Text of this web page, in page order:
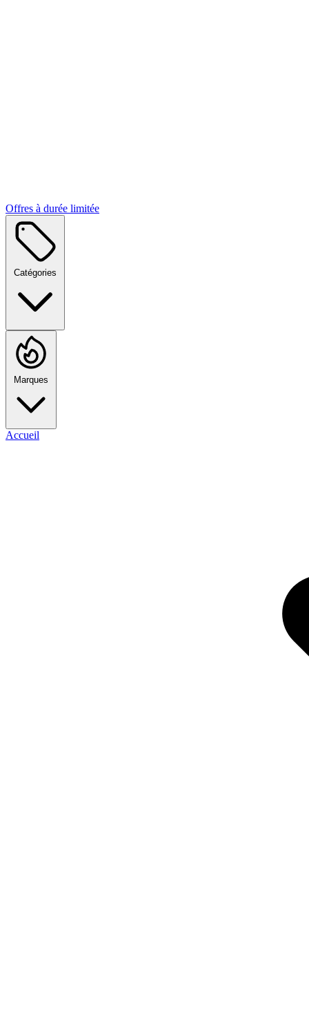
Offres à durée limitée
Catégories
Marques
Accueil